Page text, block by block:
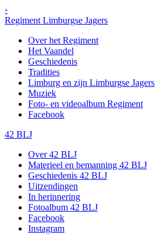
›
Regiment Limburgse Jagers
Over het Regiment
Het Vaandel
Geschiedenis
Tradities
Limburg en zijn Limburgse Jagers
Muziek
Foto- en videoalbum Regiment
Facebook
42 BLJ
Over 42 BLJ
Materieel en bemanning 42 BLJ
Geschiedenis 42 BLJ
Uitzendingen
In herinnering
Fotoalbum 42 BLJ
Facebook
Instagram